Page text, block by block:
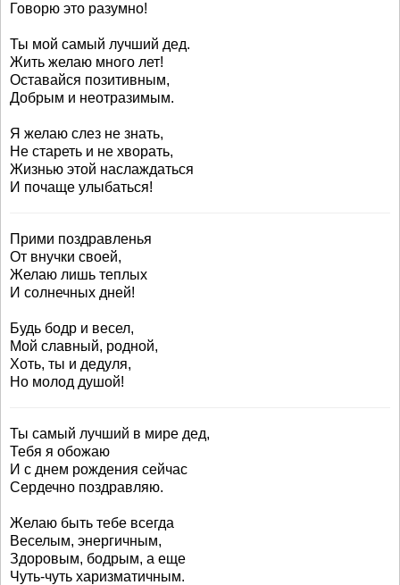
Говорю это разумно!
Ты мой самый лучший дед.
Жить желаю много лет!
Оставайся позитивным,
Добрым и неотразимым.
Я желаю слез не знать,
Не стареть и не хворать,
Жизнью этой наслаждаться
И почаще улыбаться!
Прими поздравленья
От внучки своей,
Желаю лишь теплых
И солнечных дней!
Будь бодр и весел,
Мой славный, родной,
Хоть, ты и дедуля,
Но молод душой!
Ты самый лучший в мире дед,
Тебя я обожаю
И с днем рождения сейчас
Сердечно поздравляю.
Желаю быть тебе всегда
Веселым, энергичным,
Здоровым, бодрым, а еще
Чуть-чуть харизматичным.